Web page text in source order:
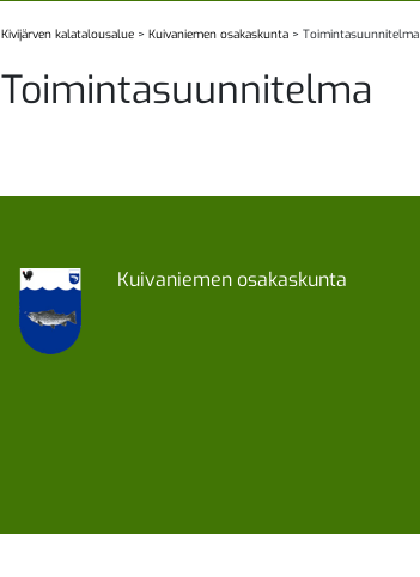
Kivijärven kalatalousalue >Kuivaniemen osakaskunta >Toimintasuunnitelma
Toimintasuunnitelma
Kuivaniemen osakaskunta